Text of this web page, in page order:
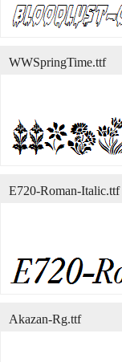
WWSpringTime.ttf
E720-Roman-Italic.ttf
Akazan-Rg.ttf